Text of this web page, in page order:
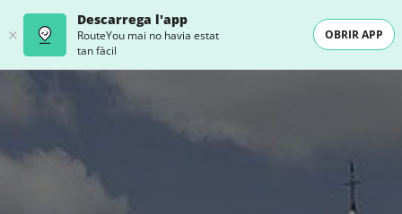
Descarrega l'app
RouteYou mai no havia estat
tan fàcil
OBRIR APP